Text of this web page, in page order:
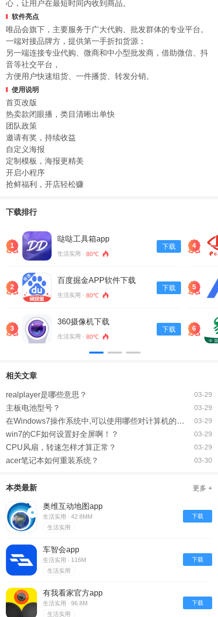
心，让用户在最短时间内收到商品。
软件亮点
唯品会旗下，主要服务于广大代购、批发群体的专业平台。
一端对接品牌方，提供第一手折扣货源；
另一端连接专业代购、微商和中小型批发商，借助微信、抖
音等社交平台，
方便用户快速组货、一件播货、转发分销。
使用说明
首页改版
热卖款闭眼播，类目清晰出单快
团队政策
邀请有奖，持续收益
自定义海报
定制模板，海报更精美
开启小程序
抢鲜福利，开店轻松赚
下载排行
1
哒哒工具箱app
生活实用 · 80℃
下载
2
百度掘金APP软件下载
生活实用 · 80℃
下载
3
360摄像机下载
生活实用 · 80℃
下载
4
5
6
相关文章
realplayer是哪些意思？ 03-29
主板电池型号？ 03-29
在Windows7操作系统中,可以使用哪些对计算机的软硬件以及Windows7自身进行设？ 03-29
win7的CF如何设置好全屏啊！？ 03-29
CPU风扇，转速怎样才算正常？ 03-29
acer笔记本如何重装系统？ 03-30
本类最新 更多 +
奥维互动地图app
生活实用 · 42.8MM
生活实用
下载
车智会app
生活实用 · 116M
生活实用
下载
有我看家官方app
生活实用 · 96.8M
生活实用
下载